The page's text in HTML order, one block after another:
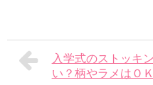
入学式のストッキ
い？柄やラメはＯ